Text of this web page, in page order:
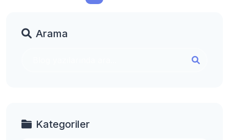
Arama
Kategoriler